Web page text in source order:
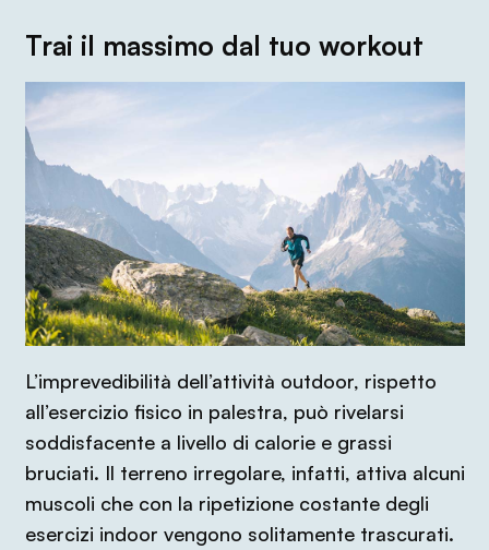
Trai il massimo dal tuo workout
L’imprevedibilità dell’attività outdoor, rispetto
all’esercizio fisico in palestra, può rivelarsi
soddisfacente a livello di calorie e grassi
bruciati. Il terreno irregolare, infatti, attiva alcuni
muscoli che con la ripetizione costante degli
esercizi indoor vengono solitamente trascurati.